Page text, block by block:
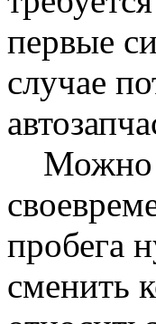
первые
случае
Можно
пробега
сменить